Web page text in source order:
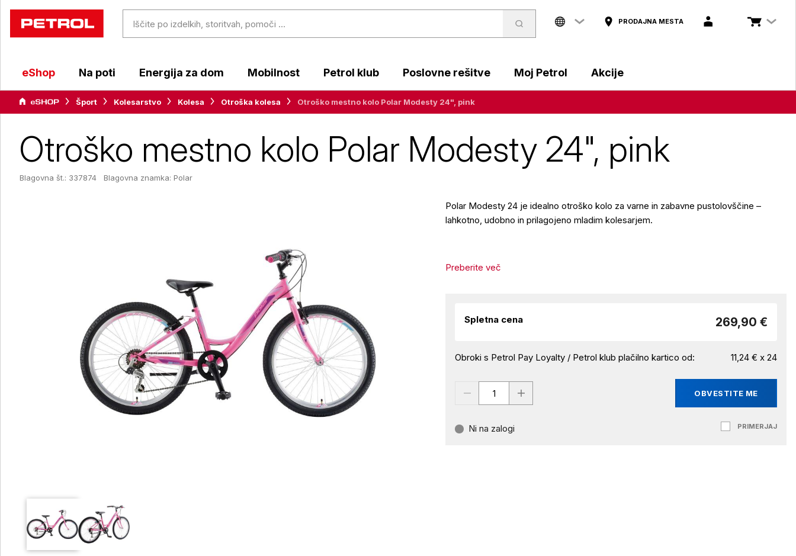
PRODAJNA MESTA
eShop Na poti Energija za dom Mobilnost Petrol klub Poslovne rešitve Moj Petrol Akcije
Šport Kolesarstvo Kolesa Otroška kolesa Otroško mestno kolo Polar Modesty 24", pink
Otroško mestno kolo Polar Modesty 24", pink
Blagovna št.: 337874 Blagovna znamka: Polar
Polar Modesty 24 je idealno otroško kolo za varne in zabavne pustolovščine –
lahkotno, udobno in prilagojeno mladim kolesarjem.
Preberite več
Spletna cena 269,90 €
Obroki s Petrol Pay Loyalty / Petrol klub plačilno kartico od: 11,24 € x 24
OBVESTITE ME
Ni na zalogi PRIMERJAJ